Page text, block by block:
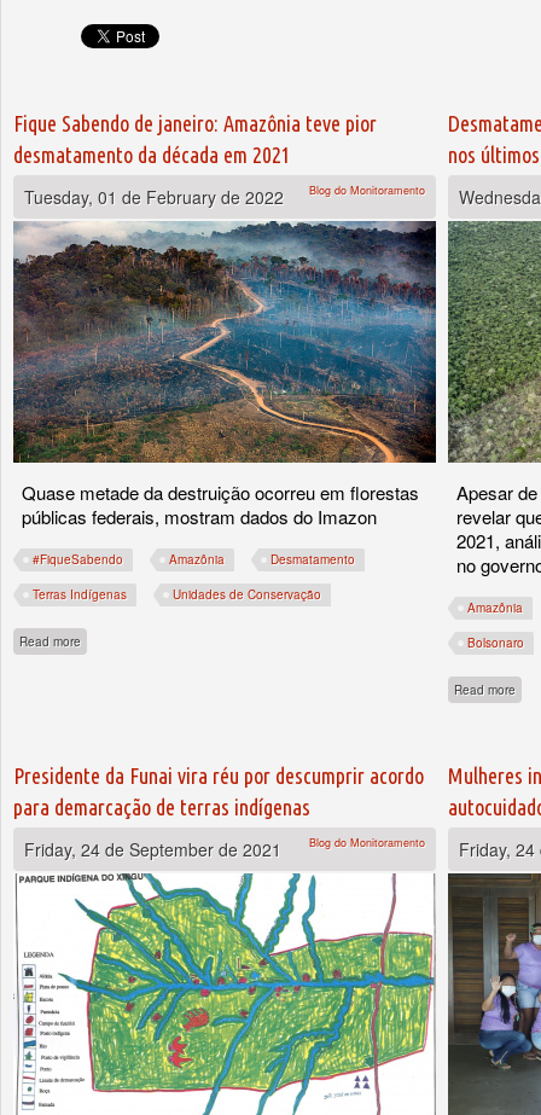
Fique Sabendo de janeiro: Amazônia teve pior
desmatamento da década em 2021
Tuesday, 01 de February de 2022
Blog do Monitoramento
Quase metade da destruição ocorreu em florestas
públicas federais, mostram dados do Imazon
#FiqueSabendo Amazônia Desmatamento
Terras Indígenas Unidades de Conservação
Read more about Fique Sabendo de janeiro: Amazônia teve pior desmatamento da década
nos
Apesar
revelar
2021,
no
Amazônia
Bolsonaro
Read more
Presidente da Funai vira réu por descumprir acordo
para demarcação de terras indígenas
Friday, 24 de September de 2021
Blog do Monitoramento
Mulheres
Friday,
Pages